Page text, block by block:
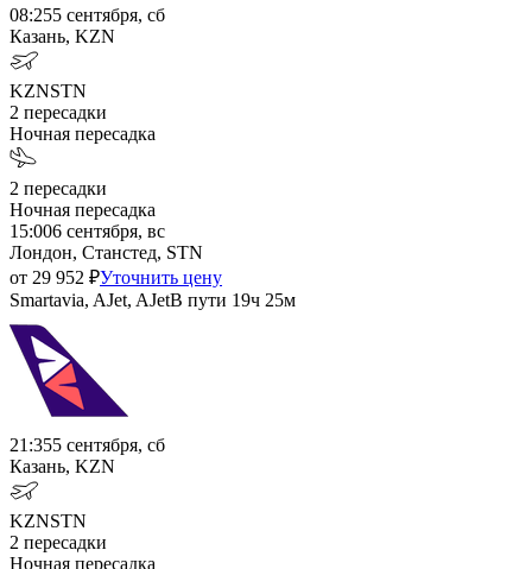
08:255 сентября, сб
Казань, KZN
KZNSTN
2 пересадки
Ночная пересадка
2 пересадки
Ночная пересадка
15:006 сентября, вс
Лондон, Станстед, STN
от 29 952 ₽Уточнить цену
Smartavia, AJet, AJetВ пути 19ч 25м
21:355 сентября, сб
Казань, KZN
KZNSTN
2 пересадки
Ночная пересадка